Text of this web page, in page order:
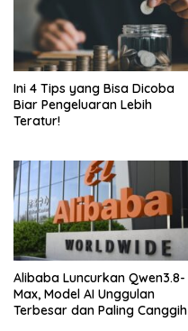
Ini 4 Tips yang Bisa Dicoba
Biar Pengeluaran Lebih
Teratur!
Alibaba Luncurkan Qwen3.8-
Max, Model AI Unggulan
Terbesar dan Paling Canggih